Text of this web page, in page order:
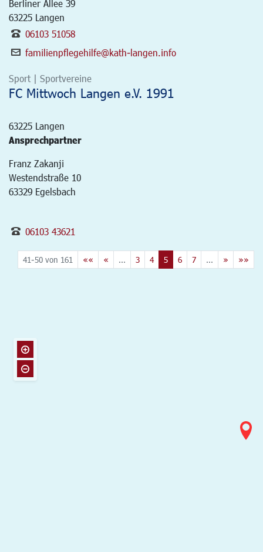
Berliner Allee 39
63225 Langen
06103 51058
familienpflegehilfe@kath-langen.info
Sport | Sportvereine
FC Mittwoch Langen e.V. 1991
63225 Langen
Ansprechpartner
Franz Zakanji
Westendstraße 10
63329 Egelsbach
06103 43621
41-50 von 161 «« « ... 3 4 5 6 7 ... » »»